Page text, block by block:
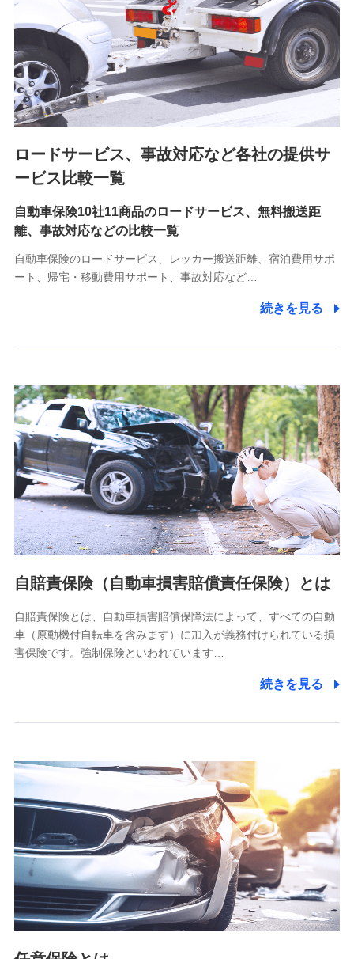
退職関連処理等の各種手続きのため、当社と従業員または従
業員同士の連絡のため
8.取引先個人情報
取引先としての選定業務、営業情報の提供業務、契約締結手
続き業務、取引管理業務、およびこれらに準ずる業務の遂行
のため
9.お問い合わせ情報
各種お問い合わせに対応するため
10.受託業務の 個人情報
受託業務の遂行およびこれらに準ずる業務の遂行のため
11.マイカー通勤管理クラウド並びに法人向けASPサー
をお送りするため
分析するため
当社の対応品質向上やお問い合わせ内容の正確な把握のため
個人情報保護管理者の職名、連絡先
株式会社ドコモ・インシュアランス 営業部長
〒103-0013 東京都中央区日本橋人形町2-14-10 アーバン
ネット日本橋ビル 3F
株式会社ドコモ・インシュアランス
個人情報の第三者提供について
除き、第三者に提供いたしません。
業務の委託
当社は利用目的の達成に必要な範囲内において個人情報の取
【共同して利用される利用データの項目】
当社又は株式会社NTTドコモがサービス提供等を通じて取得
した、以下の情報などの個人データ
基本情報
氏名、電話番号、メールアドレス、お客さまの識別子、
属性、連絡先、dポイントサービスのご利用に関する情
報。例として、dポイントカード番号、性別、年齢、家族
構成、住所、dポイント残高、dポイント利用履歴などが
含まれます。
ロードサービス、事故対応など各社の提供サ
ービス比較一覧
自動車保険10社11商品のロードサービス、無料搬送距
離、事故対応などの比較一覧
自動車保険のロードサービス、レッカー搬送距離、宿泊費用サポ
ート、帰宅・移動費用サポート、事故対応など…
続きを見る
自賠責保険（自動車損害賠償責任保険）とは
自賠責保険とは、自動車損害賠償保障法によって、すべての自動
車（原動機付自転車を含みます）に加入が義務付けられている損
害保険です。強制保険といわれています…
続きを見る